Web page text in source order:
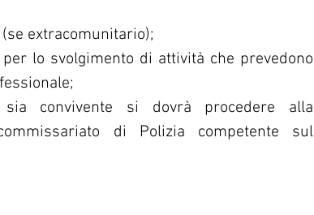
extracomunitario);
lo svolgimento di attività che prevedono
convivente si dovrà procedere alla
di Polizia competente sul